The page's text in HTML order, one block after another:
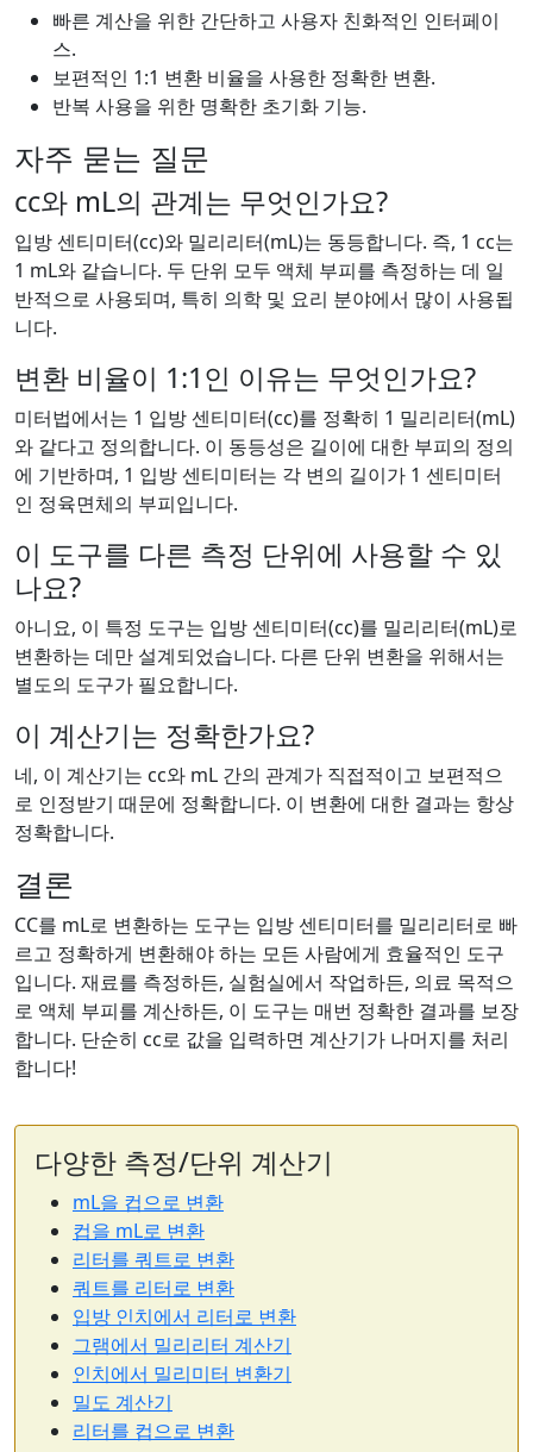
빠른 계산을 위한 간단하고 사용자 친화적인 인터페이
스.
보편적인 1:1 변환 비율을 사용한 정확한 변환.
반복 사용을 위한 명확한 초기화 기능.
자주 묻는 질문
cc와 mL의 관계는 무엇인가요?
입방 센티미터(cc)와 밀리리터(mL)는 동등합니다. 즉, 1 cc는
1 mL와 같습니다. 두 단위 모두 액체 부피를 측정하는 데 일
반적으로 사용되며, 특히 의학 및 요리 분야에서 많이 사용됩
니다.
변환 비율이 1:1인 이유는 무엇인가요?
미터법에서는 1 입방 센티미터(cc)를 정확히 1 밀리리터(mL)
와 같다고 정의합니다. 이 동등성은 길이에 대한 부피의 정의
에 기반하며, 1 입방 센티미터는 각 변의 길이가 1 센티미터
인 정육면체의 부피입니다.
이 도구를 다른 측정 단위에 사용할 수 있
나요?
아니요, 이 특정 도구는 입방 센티미터(cc)를 밀리리터(mL)로
변환하는 데만 설계되었습니다. 다른 단위 변환을 위해서는
별도의 도구가 필요합니다.
이 계산기는 정확한가요?
네, 이 계산기는 cc와 mL 간의 관계가 직접적이고 보편적으
로 인정받기 때문에 정확합니다. 이 변환에 대한 결과는 항상
정확합니다.
결론
CC를 mL로 변환하는 도구는 입방 센티미터를 밀리리터로 빠
르고 정확하게 변환해야 하는 모든 사람에게 효율적인 도구
입니다. 재료를 측정하든, 실험실에서 작업하든, 의료 목적으
로 액체 부피를 계산하든, 이 도구는 매번 정확한 결과를 보장
합니다. 단순히 cc로 값을 입력하면 계산기가 나머지를 처리
합니다!
다양한 측정/단위 계산기
mL을 컵으로 변환
컵을 mL로 변환
리터를 쿼트로 변환
쿼트를 리터로 변환
입방 인치에서 리터로 변환
그램에서 밀리리터 계산기
인치에서 밀리미터 변환기
밀도 계산기
리터를 컵으로 변환